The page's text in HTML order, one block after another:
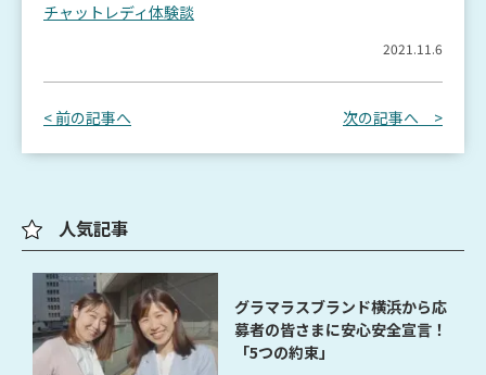
チャットレディ体験談
2021.11.6
< 前の記事へ 次の記事へ >
人気記事
グラマラスブランド横浜から応
募者の皆さまに安心安全宣言！
「5つの約束」